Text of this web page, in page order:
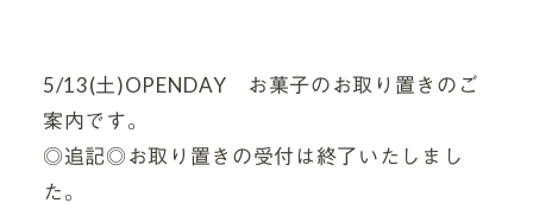
5/13(土)OPENDAY お菓子のお取り置きのご
案内です。
◎追記◎お取り置きの受付は終了いたしまし
た。